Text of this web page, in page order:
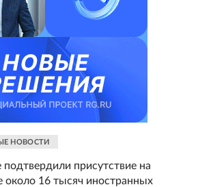
НОВОСТИ
подтвердили присутствие на
около 16 тысяч иностранных